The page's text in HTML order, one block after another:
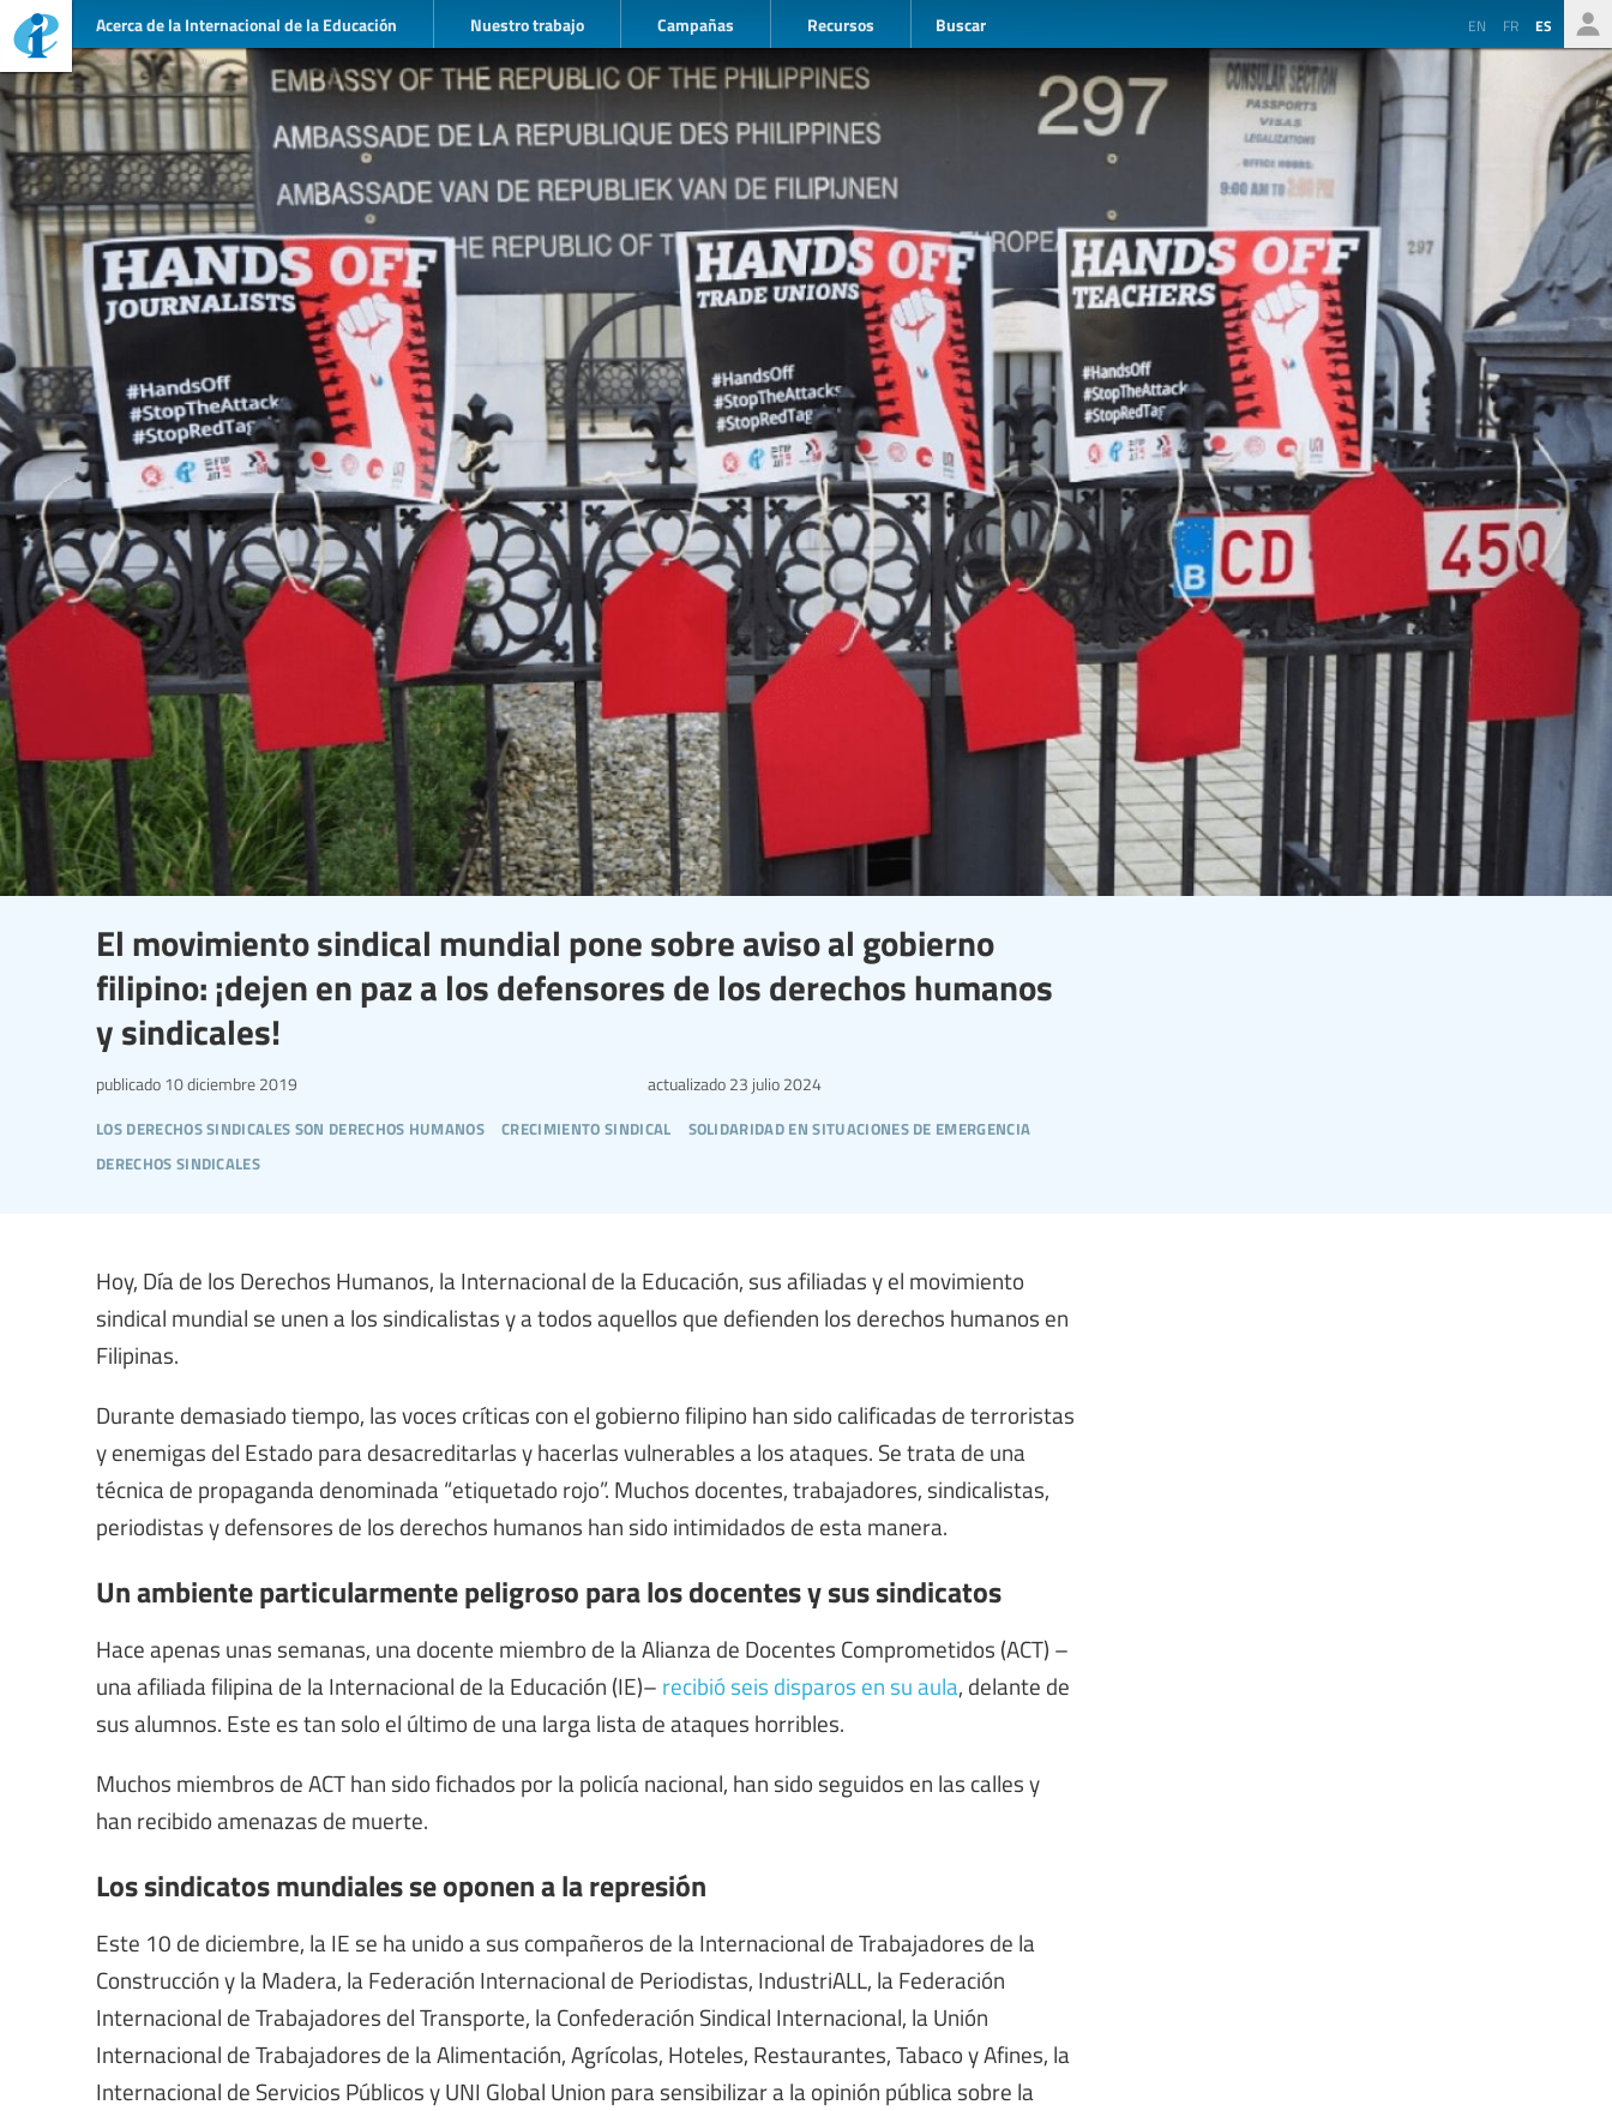
Acerca de la Internacional de la Educación Nuestro trabajo Campañas Recursos Buscar EN FR ES
El movimiento sindical mundial pone sobre aviso al gobierno
filipino: ¡dejen en paz a los defensores de los derechos humanos
y sindicales!
los derechos sindicales son derechos humanos crecimiento sindical solidaridad en situaciones de emergencia
derechos sindicales
publicado 10 diciembre 2019 actualizado 23 julio 2024
Hoy, Día de los Derechos Humanos, la Internacional de la Educación, sus afiliadas y el movimiento
sindical mundial se unen a los sindicalistas y a todos aquellos que defienden los derechos humanos en
Filipinas.
Durante demasiado tiempo, las voces críticas con el gobierno filipino han sido calificadas de terroristas
y enemigas del Estado para desacreditarlas y hacerlas vulnerables a los ataques. Se trata de una
técnica de propaganda denominada “etiquetado rojo”. Muchos docentes, trabajadores, sindicalistas,
periodistas y defensores de los derechos humanos han sido intimidados de esta manera.
Un ambiente particularmente peligroso para los docentes y sus sindicatos
Hace apenas unas semanas, una docente miembro de la Alianza de Docentes Comprometidos (ACT) –
una afiliada filipina de la Internacional de la Educación (IE)– recibió seis disparos en su aula, delante de
sus alumnos. Este es tan solo el último de una larga lista de ataques horribles.
Muchos miembros de ACT han sido fichados por la policía nacional, han sido seguidos en las calles y
han recibido amenazas de muerte.
Los sindicatos mundiales se oponen a la represión
Este 10 de diciembre, la IE se ha unido a sus compañeros de la Internacional de Trabajadores de la
Construcción y la Madera, la Federación Internacional de Periodistas, IndustriALL, la Federación
Internacional de Trabajadores del Transporte, la Confederación Sindical Internacional, la Unión
Internacional de Trabajadores de la Alimentación, Agrícolas, Hoteles, Restaurantes, Tabaco y Afines, la
Internacional de Servicios Públicos y UNI Global Union para sensibilizar a la opinión pública sobre la